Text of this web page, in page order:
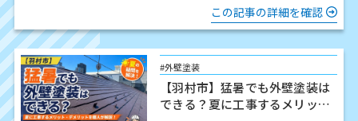
ますか？」 結論からお伝…
この記事の詳細を確認
#外壁塗装
【羽村市】猛暑でも外壁塗装は
できる？夏に工事するメリッ